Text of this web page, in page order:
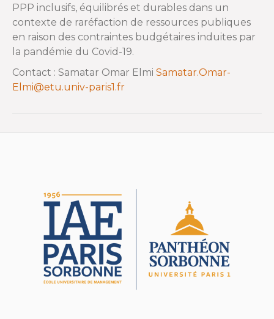
PPP inclusifs, équilibrés et durables dans un
contexte de raréfaction de ressources publiques
en raison des contraintes budgétaires induites par
la pandémie du Covid-19.
Contact : Samatar Omar Elmi Samatar.Omar-
Elmi@etu.univ-paris1.fr